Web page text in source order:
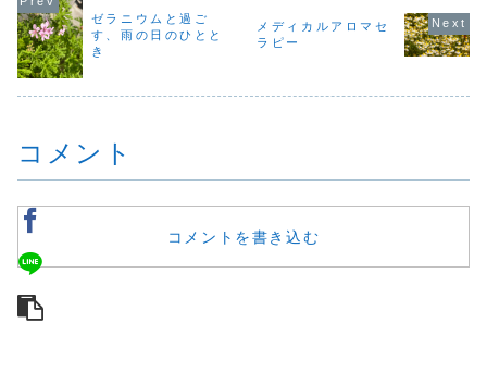
気持ちが先にあり
ました。冷たい風
に触れていると、
体だけでなく、呼
吸まで浅くなって
い...
煙が上がる瞬間、
それは希望と祈り
の象徴のようにも
日々の中で感じた
ことを、今回は少
支...
やすいこの
に、呼吸を
ことや、香
切さについ
ン」...
ゼラニウムと過ご
す、雨の日のひとと
き
メディカルアロマセ
ラピー
コメント
コメントを書き込む